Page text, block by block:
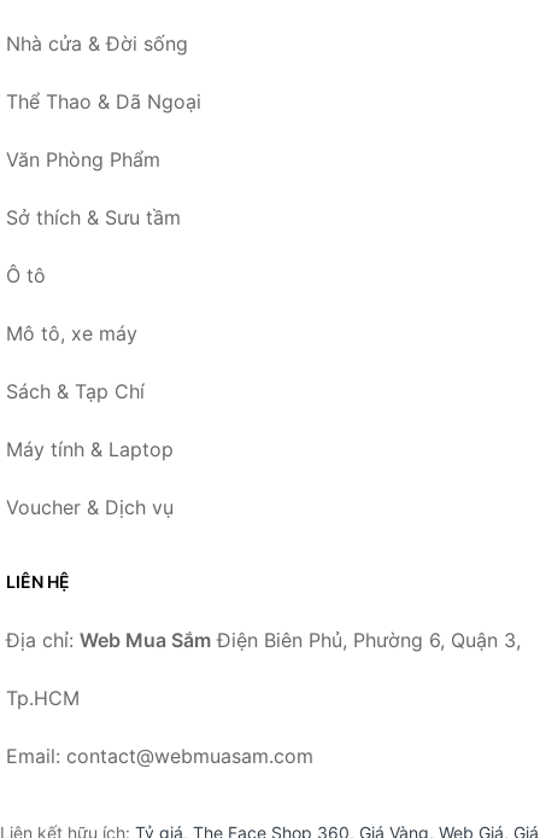
Nhà cửa & Đời sống
Thể Thao & Dã Ngoại
Văn Phòng Phẩm
Sở thích & Sưu tầm
Ô tô
Mô tô, xe máy
Sách & Tạp Chí
Máy tính & Laptop
Voucher & Dịch vụ
LIÊN HỆ
Địa chỉ: Web Mua Sắm Điện Biên Phủ, Phường 6, Quận 3,
Tp.HCM
Email: contact@webmuasam.com
Liên kết hữu ích: Tỷ giá, The Face Shop 360, Giá Vàng, Web Giá, Giá